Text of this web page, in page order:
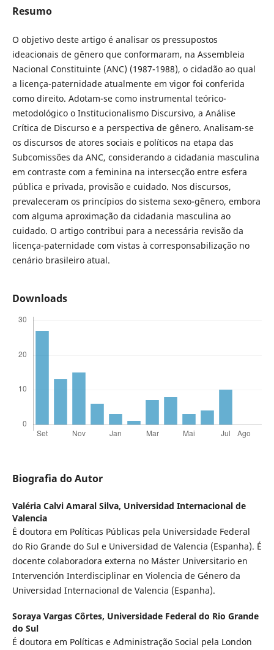
Resumo
O objetivo deste artigo é analisar os pressupostos
ideacionais de gênero que conformaram, na Assembleia
Nacional Constituinte (ANC) (1987-1988), o cidadão ao qual
a licença-paternidade atualmente em vigor foi conferida
como direito. Adotam-se como instrumental teórico-
metodológico o Institucionalismo Discursivo, a Análise
Crítica de Discurso e a perspectiva de gênero. Analisam-se
os discursos de atores sociais e políticos na etapa das
Subcomissões da ANC, considerando a cidadania masculina
em contraste com a feminina na intersecção entre esfera
pública e privada, provisão e cuidado. Nos discursos,
prevaleceram os princípios do sistema sexo-gênero, embora
com alguma aproximação da cidadania masculina ao
cuidado. O artigo contribui para a necessária revisão da
licença-paternidade com vistas à corresponsabilização no
cenário brasileiro atual.
Downloads
Biografia do Autor
Valéria Calvi Amaral Silva, Universidad Internacional de
Valencia
É doutora em Políticas Públicas pela Universidade Federal
do Rio Grande do Sul e Universidad de Valencia (Espanha). É
docente colaboradora externa no Máster Universitario en
Intervención Interdisciplinar en Violencia de Género da
Universidad Internacional de Valencia (Espanha).
Soraya Vargas Côrtes, Universidade Federal do Rio Grande
do Sul
É doutora em Políticas e Administração Social pela London